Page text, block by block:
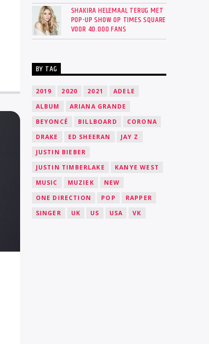
SHAKIRA HELEMAAL TERUG MET
POP-UP SHOW OP TIMES SQUARE
VOOR 40.000 FANS
BY TAG
2019 2020 2021
ADELE
ALBUM
ARIANA GRANDE
BEYONCÉ
BILLBOARD
CORONA
DRAKE
ED SHEERAN
JAY Z
JUSTIN BIEBER
JUSTIN TIMBERLAKE
KANYE WEST
MUSIC
MUZIEK
NEW
ONE DIRECTION
POP
RAPPER
SINGER
UK US USA VK